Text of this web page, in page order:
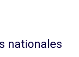
nationales